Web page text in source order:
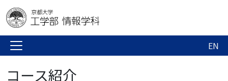
EN
コース紹介